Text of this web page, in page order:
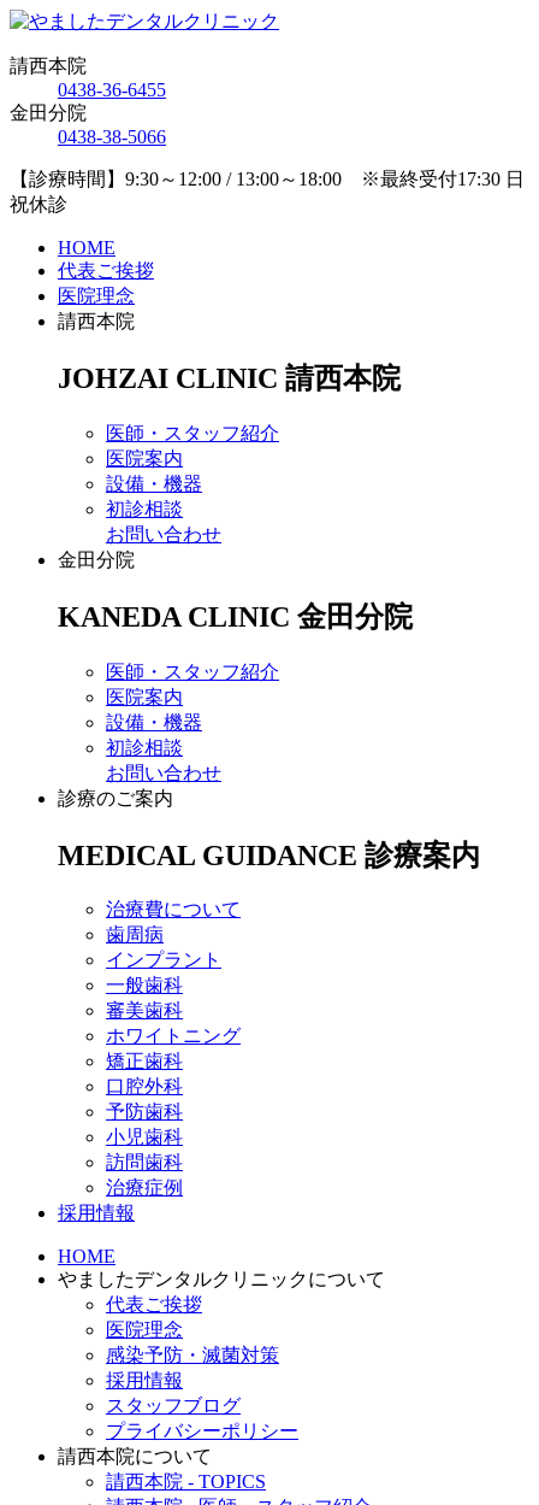
請西本院
0438-36-6455
金田分院
0438-38-5066
【診療時間】9:30～12:00 / 13:00～18:00 ※最終受付17:30 日
祝休診
HOME
代表ご挨拶
医院理念
請西本院
JOHZAI CLINIC 請西本院
医師・スタッフ紹介
医院案内
設備・機器
初診相談
お問い合わせ
金田分院
KANEDA CLINIC 金田分院
医師・スタッフ紹介
医院案内
設備・機器
初診相談
お問い合わせ
診療のご案内
MEDICAL GUIDANCE 診療案内
治療費について
歯周病
インプラント
一般歯科
審美歯科
ホワイトニング
矯正歯科
口腔外科
予防歯科
小児歯科
訪問歯科
治療症例
採用情報
HOME
やましたデンタルクリニックについて
代表ご挨拶
医院理念
感染予防・滅菌対策
採用情報
スタッフブログ
プライバシーポリシー
請西本院について
請西本院 - TOPICS